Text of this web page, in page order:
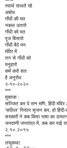
स्वार्थ साधते रहे
अबोध
गाँधी की मत
नकल उतारो
गाँधी को मत
पूज बिसारो
गाँधी बैठे मन
मंदिर में
तन से गाँधी को
मनुहारो
कर्म करो सत
है अनुरोध
२-१०-२०२०
***
मुक्तक :
सज्जित कर दे रत्न मणि, हिंदी
'सलिल' निरंतर सृजन कर, हो
सरकारों ने कब किया भाषा का
जनवाणी जनतंत्र में, कब कर पाई
२.१०.२०१५
***
लघुकथा: